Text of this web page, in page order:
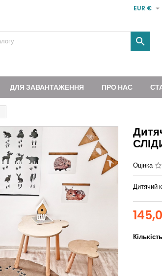
EUR € 

ДЛЯ ЗАВАНТАЖЕННЯ ПРО НАС
Оцінка
Дитячий
Кількість